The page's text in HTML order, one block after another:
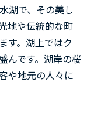
湖で、その美し
地や伝統的な町
す。湖上ではク
んです。湖岸の桜
や地元の人々に